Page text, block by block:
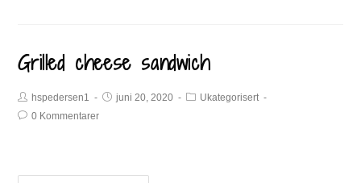
Grilled cheese sandwich
hspedersen1 juni 20, 2020
Ukategorisert
0 Kommentarer